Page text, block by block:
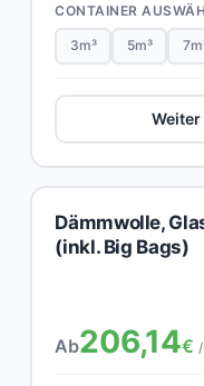
CONTAINER
3m³ 5m³
Dämmwolle,
(inkl. Big Bags)
Ab206,14€